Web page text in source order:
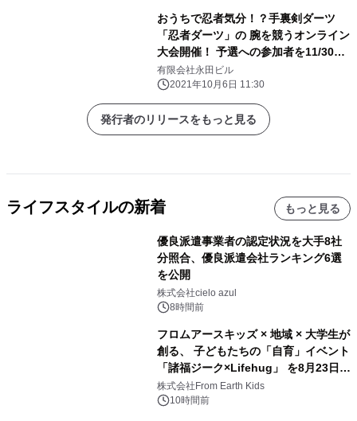
おうちで忍者気分！？手裏剣ダーツ
「忍者ダーツ」の 腕を競うオンライン
大会開催！ 予選への参加者を11/30ま
で募集
有限会社永田ビル
2021年10月6日 11:30
発行者のリリースをもっと見る
ライフスタイルの新着 もっと見る
優良派遣事業者の認定状況を大手8社
分照合、優良派遣会社ランキング6選
を公開
株式会社cielo azul
8時間前
フロムアースキッズ × 地域 × 大学生が
創る、 子どもたちの「自育」イベント
「諸福ジーク×Lifehug」 を8月23日
(日)開催
株式会社From Earth Kids
10時間前